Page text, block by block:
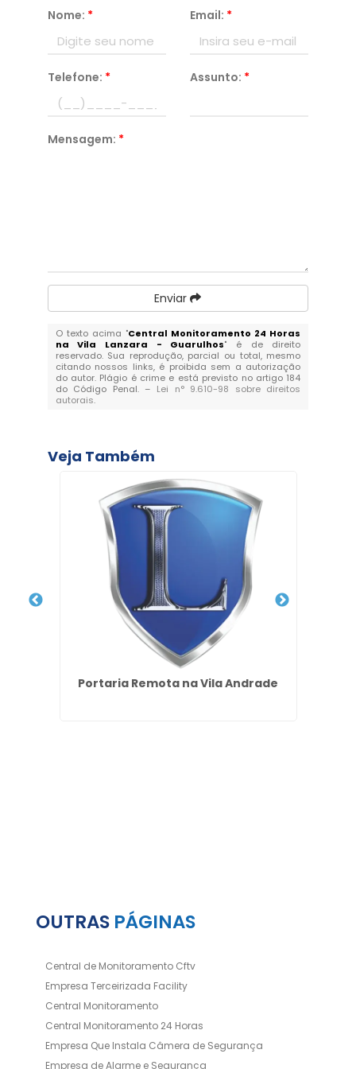
Nome: * Email: *
Telefone: * Assunto: *
Mensagem: *
Enviar
O texto acima "Central Monitoramento 24 Horas
na Vila Lanzara - Guarulhos" é de direito
reservado. Sua reprodução, parcial ou total, mesmo
citando nossos links, é proibida sem a autorização
do autor. Plágio é crime e está previsto no artigo 184
do Código Penal. – Lei n° 9.610-98 sobre direitos
autorais.
Veja Também
Portaria Remota na Vila Andrade
OUTRAS PÁGINAS
Central de Monitoramento Cftv
Empresa Terceirizada Facility
Central Monitoramento
Central Monitoramento 24 Horas
Empresa Que Instala Câmera de Segurança
Empresa de Alarme e Segurança